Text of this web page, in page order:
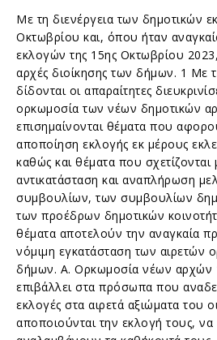
Με τη διενέργεια των δημοτικών
Οκτωβρίου και, όπου ήταν
εκλογών της 15ης Οκτωβρίου
αρχές διοίκησης των δήμων. 1 Με
δίδονται οι απαραίτητες
ορκωμοσία των νέων δημοτικών
επισημαίνονται θέματα που
αποποίηση εκλογής εκ μέρους
καθώς και θέματα που σχετίζονται
αντικατάσταση και αναπλήρωση
συμβουλίων, των συμβουλίων
των προέδρων δημοτικών
θέματα αποτελούν την αναγκαία
νόμιμη εγκατάσταση των αιρετών
δήμων. Α. Ορκωμοσία νέων αρχών
επιβάλλει στα πρόσωπα που
εκλογές στα αιρετά αξιώματα του
αποποιούνται την εκλογή τους, να